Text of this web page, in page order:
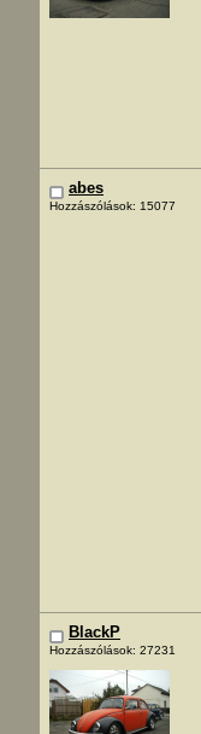
abes
Hozzászólások: 15077
BlackP
Hozzászólások: 27231